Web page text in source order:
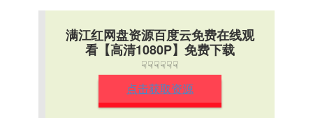
满江红网盘资源百度云免费在线观
看【高清1080P】免费下载
☟☟☟☟☟☟
点击获取资源